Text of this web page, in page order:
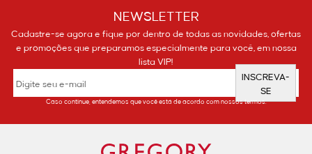
NEWSLETTER
Cadastre-se agora e fique por dentro de todas as novidades, ofertas
e promoções que preparamos especialmente para você, em nossa
lista VIP!
INSCREVA-
SE
Caso continue, entendemos que você está de acordo com nossos termos.